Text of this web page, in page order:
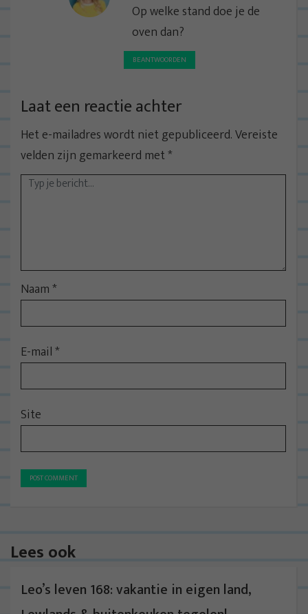
Op welke stand doe je de
oven dan?
BEANTWOORDEN
Laat een reactie achter
Het e-mailadres wordt niet gepubliceerd.Vereiste
velden zijn gemarkeerd met*
Naam*
E-mail*
Site
Lees ook
Leo’s leven 168: vakantie in eigen land,